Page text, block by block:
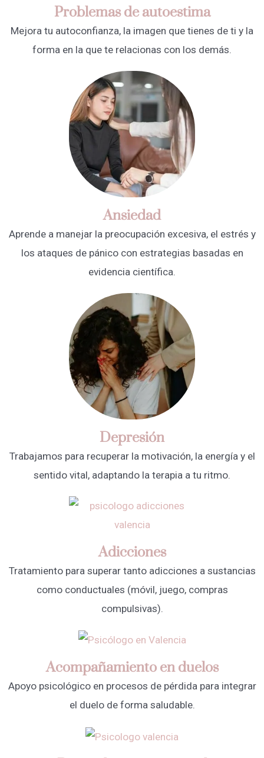
Problemas de autoestima
Mejora tu autoconfianza, la imagen que tienes de ti y la
forma en la que te relacionas con los demás.
Ansiedad
Aprende a manejar la preocupación excesiva, el estrés y
los ataques de pánico con estrategias basadas en
evidencia científica.
Depresión
Trabajamos para recuperar la motivación, la energía y el
sentido vital, adaptando la terapia a tu ritmo.
Adicciones
Tratamiento para superar tanto adicciones a sustancias
como conductuales (móvil, juego, compras
compulsivas).
Acompañamiento en duelos
Apoyo psicológico en procesos de pérdida para integrar
el duelo de forma saludable.